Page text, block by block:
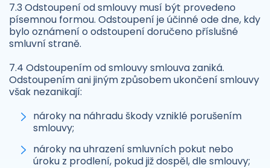
7.3 Odstoupení od smlouvy musí být provedeno
písemnou formou. Odstoupení je účinné ode dne, kdy
bylo oznámení o odstoupení doručeno příslušné
smluvní straně.
7.4 Odstoupením od smlouvy smlouva zaniká.
Odstoupením ani jiným způsobem ukončení smlouvy
však nezanikají:
nároky na náhradu škody vzniklé porušením
smlouvy;
nároky na uhrazení smluvních pokut nebo
úroku z prodlení, pokud již dospěl, dle smlouvy;